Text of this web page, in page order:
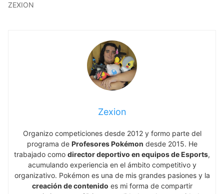
ZEXION
Zexion
Organizo competiciones desde 2012 y formo parte del
programa de Profesores Pokémon desde 2015. He
trabajado como director deportivo en equipos de Esports,
acumulando experiencia en el ámbito competitivo y
organizativo. Pokémon es una de mis grandes pasiones y la
creación de contenido es mi forma de compartir